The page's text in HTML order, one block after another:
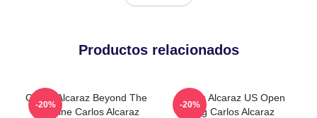
Productos relacionados
Carlos Alcaraz Beyond The
Baseline Carlos Alcaraz
-20%
Carlos Alcaraz US Open
King Carlos Alcaraz
-20%